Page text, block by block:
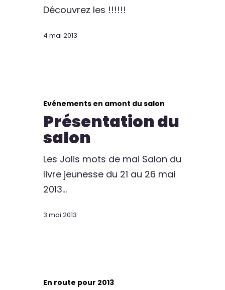
Découvrez les !!!!!!
4 mai 2013
Evénements en amont du salon
Présentation du
salon
Les Jolis mots de mai Salon du
livre jeunesse du 21 au 26 mai
2013…
3 mai 2013
En route pour 2013